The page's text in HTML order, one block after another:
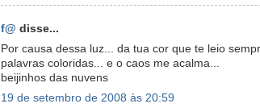
f@ disse...
Por causa dessa luz... da tua cor que te leio
palavras coloridas... e o caos me acalma...
beijinhos das nuvens
19 de setembro de 2008 às 20:59